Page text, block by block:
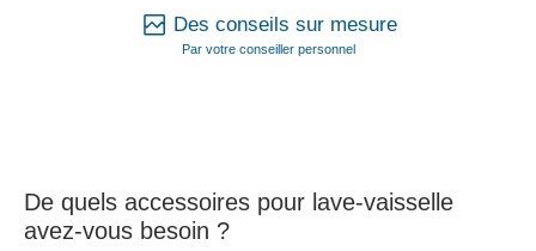
Des conseils sur mesure
Par votre conseiller personnel
De quels accessoires pour lave-vaisselle
avez-vous besoin ?